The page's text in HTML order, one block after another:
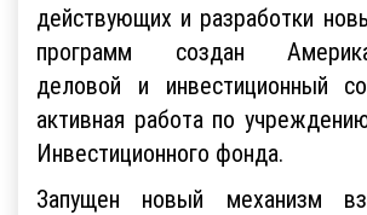
действующих и разработки
программ создан
деловой и инвестиционный
активная работа по
Инвестиционного фонда.
Запущен новый механизм